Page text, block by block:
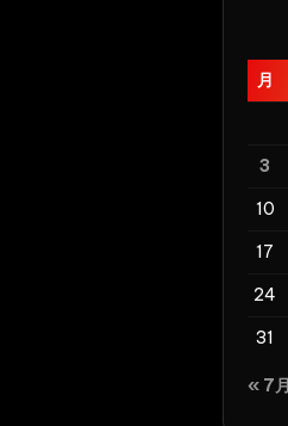
月
3
10
17
24
31
« 7月